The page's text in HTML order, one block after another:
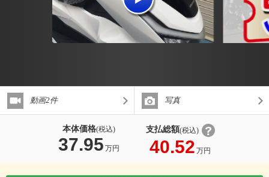
動画2件 写真
本体価格(税込)
37.95 万円
支払総額(税込)
40.52 万円